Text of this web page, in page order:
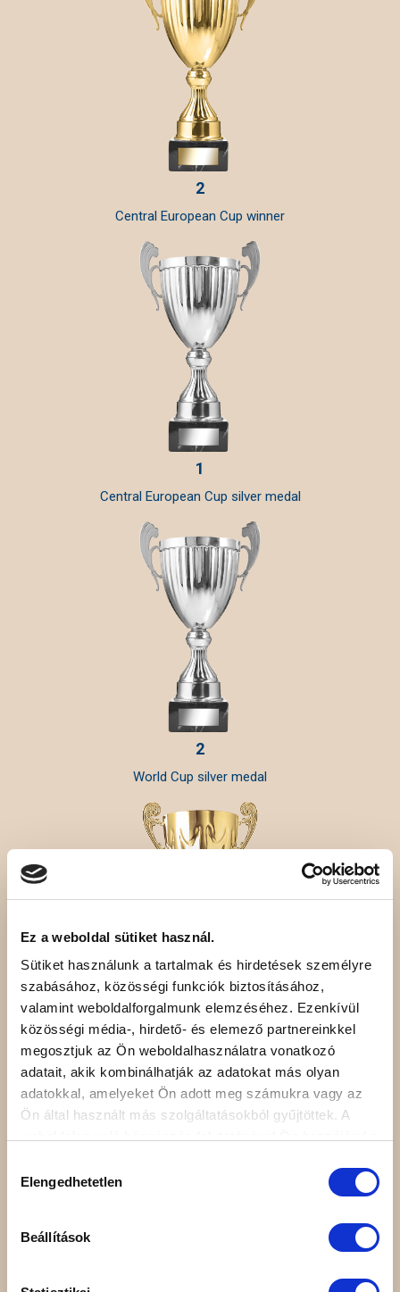
Ez a weboldal sütiket használ.
Sütiket használunk a tartalmak és hirdetések személyre
szabásához, közösségi funkciók biztosításához,
valamint weboldalforgalmunk elemzéséhez. Ezenkívül
közösségi média-, hirdető- és elemező partnereinkkel
megosztjuk az Ön weboldalhasználatra vonatkozó
adatait, akik kombinálhatják az adatokat más olyan
adatokkal, amelyeket Ön adott meg számukra vagy az
Ön által használt más szolgáltatásokból gyűjtöttek. A
kiválasztása
Elengedhetetlen
Beállítások
2
Central European Cup winner
1
Central European Cup silver medal
2
World Cup silver medal
2
Olimpic Games winner